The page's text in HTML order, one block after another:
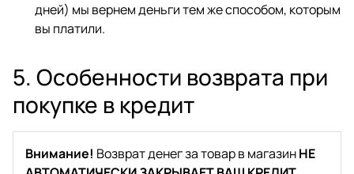
дней) мы вернем деньги тем же способом, которым
вы платили.
5. Особенности возврата при
покупке в кредит
Внимание! Возврат денег за товар в магазинНЕ